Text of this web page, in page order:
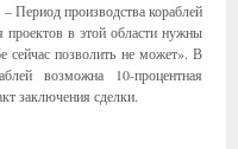
Период производства кораблей
в этой области нужны
сейчас позволить не может». В
возможна 10-процентная
заключения сделки.